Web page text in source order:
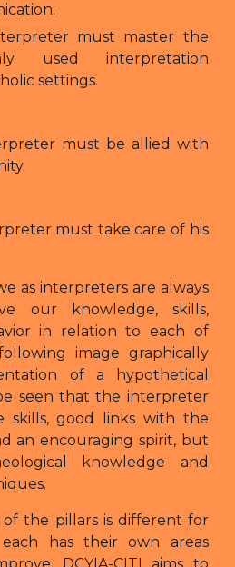
must master the
used interpretation
settings.
must be allied with
must take care of his
as interpreters are always
our knowledge, skills,
in relation to each of
image graphically
of a hypothetical
seen that the interpreter
skills, good links with the
an encouraging spirit, but
knowledge and
of the pillars is different for
has their own areas